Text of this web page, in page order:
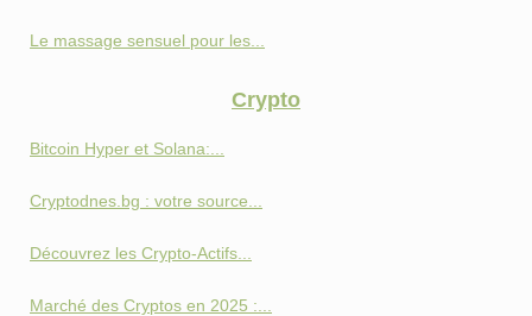
Le massage sensuel pour les...
Crypto
Bitcoin Hyper et Solana:...
Cryptodnes.bg : votre source...
Découvrez les Crypto-Actifs...
Marché des Cryptos en 2025 :...